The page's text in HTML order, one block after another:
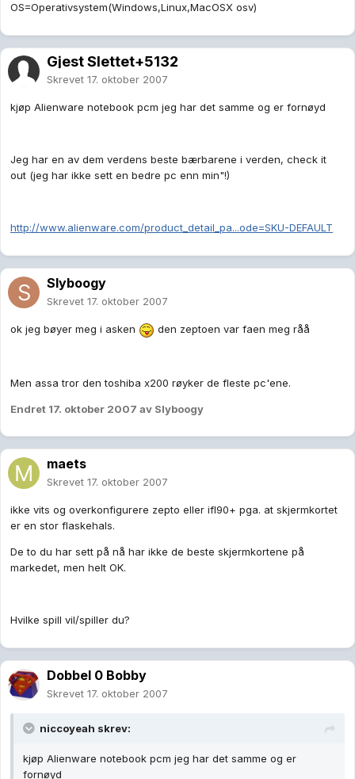
OS=Operativsystem(Windows,Linux,MacOSX osv)
Gjest Slettet+5132
Skrevet 17. oktober 2007
kjøp Alienware notebook pcm jeg har det samme og er fornøyd
Jeg har en av dem verdens beste bærbarene i verden, check it
out (jeg har ikke sett en bedre pc enn min"!)
http://www.alienware.com/product_detail_pa...ode=SKU-DEFAULT
Slyboogy
Skrevet 17. oktober 2007
ok jeg bøyer meg i asken den zeptoen var faen meg råå
Men assa tror den toshiba x200 røyker de fleste pc'ene.
Endret 17. oktober 2007 av Slyboogy
maets
Skrevet 17. oktober 2007
ikke vits og overkonfigurere zepto eller ifl90+ pga. at skjermkortet
er en stor flaskehals.
De to du har sett på nå har ikke de beste skjermkortene på
markedet, men helt OK.
Hvilke spill vil/spiller du?
Dobbel 0 Bobby
Skrevet 17. oktober 2007
niccoyeah skrev:
kjøp Alienware notebook pcm jeg har det samme og er
fornøyd